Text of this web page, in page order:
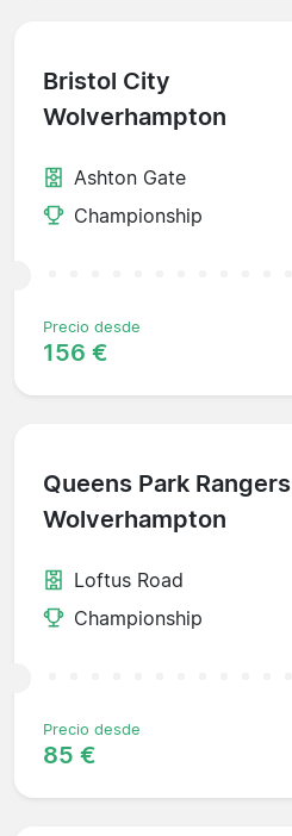
Bristol City
Wolverhampton
Ashton Gate
Championship
Precio desde
156 €
Queens Park Rangers
Wolverhampton
Loftus Road
Championship
Precio desde
85 €